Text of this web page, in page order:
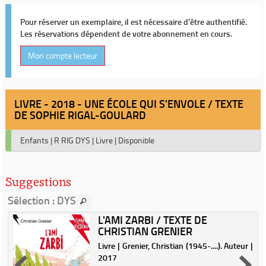
Pour réserver un exemplaire, il est nécessaire d'être authentifié.
Les réservations dépendent de votre abonnement en cours.
Mon compte lecteur
LIVRE - 2018 - UNE ÉCOLE QUI S'ENVOLE / TEXTE
DE SOPHIE RIGAL-GOULARD
Enfants | R RIG DYS | Livre | Disponible
Suggestions
Sélection : DYS
L'AMI ZARBI / TEXTE DE
CHRISTIAN GRENIER
Livre | Grenier, Christian (1945-....). Auteur |
2017